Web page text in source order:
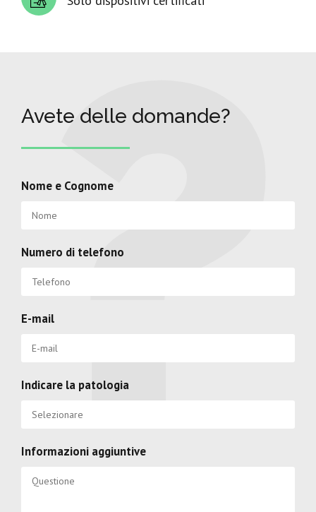
Avete delle domande?
Nome e Cognome
Numero di telefono
E-mail
Indicare la patologia
Informazioni aggiuntive